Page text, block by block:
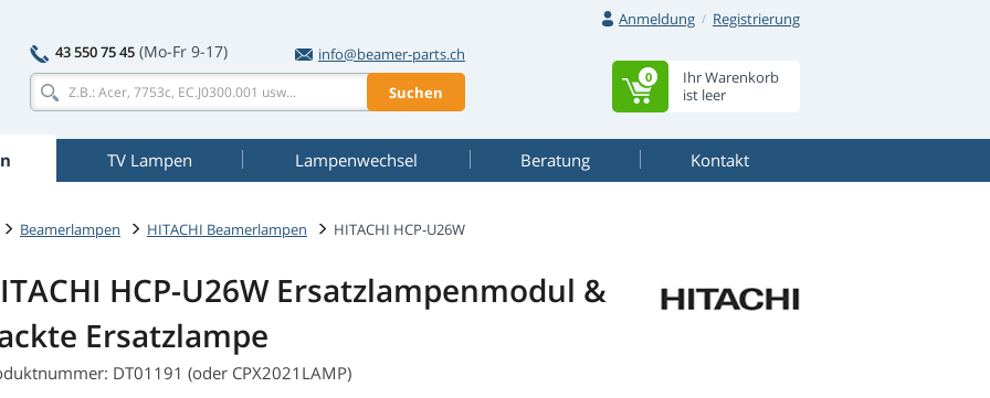
Anmeldung
Registrierung
43 550 75 45 (Mo-Fr 9-17)
info@beamer-parts.ch
Suchen
Ihr Warenkorb
ist leer
0
TV Lampen Lampenwechsel Beratung Kontakt
Beamerlampen HITACHI Beamerlampen HITACHI HCP-U26W
HCP-U26W Ersatzlampenmodul &
Ersatzlampe
DT01191 (oder CPX2021LAMP)